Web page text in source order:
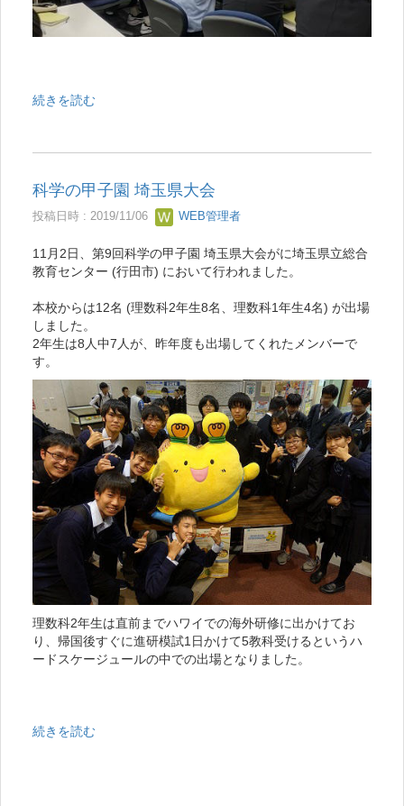
続きを読む
科学の甲子園 埼玉県大会
投稿日時 : 2019/11/06 WEB管理者
11月2日、第9回科学の甲子園 埼玉県大会がに埼玉県立総合
教育センター (行田市) において行われました。
本校からは12名 (理数科2年生8名、理数科1年生4名) が出場
しました。
2年生は8人中7人が、昨年度も出場してくれたメンバーで
す。
理数科2年生は直前までハワイでの海外研修に出かけてお
り、帰国後すぐに進研模試1日かけて5教科受けるというハ
ードスケージュールの中での出場となりました。
続きを読む